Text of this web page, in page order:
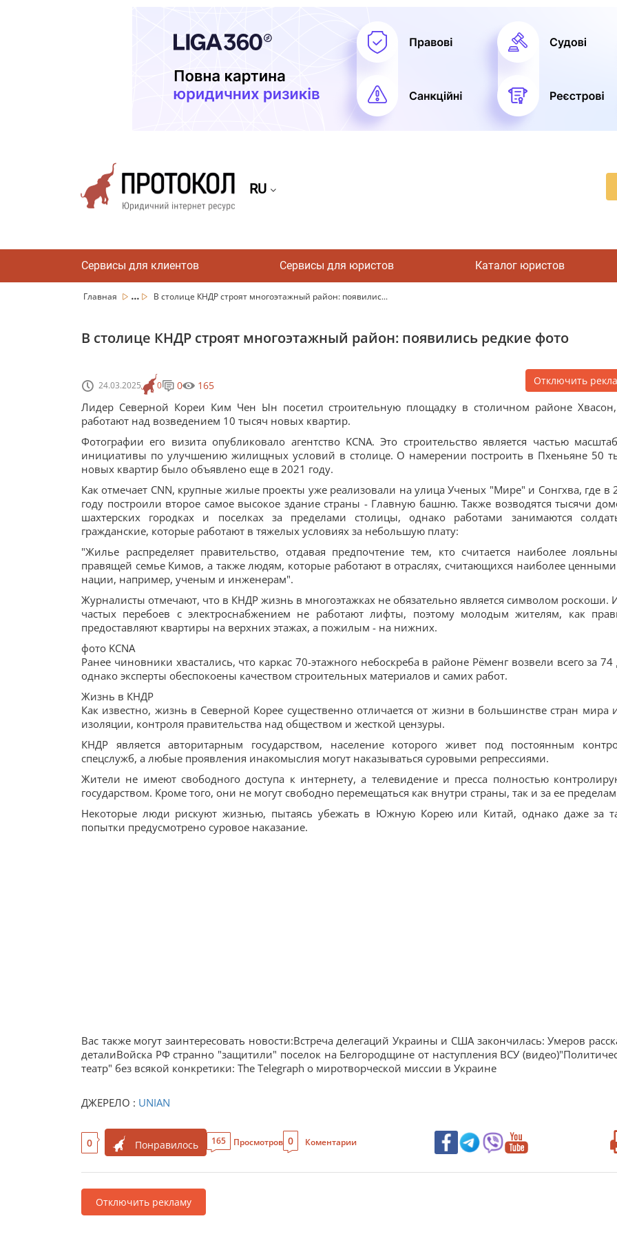
RU
Сервисы для клиентов Сервисы для юристов Каталог юристов
Главная ... В столице КНДР строят многоэтажный район: появилис...
В столице КНДР строят многоэтажный район: появились редкие фото
24.03.2025 0 0 165 Отключить
Лидер Северной Кореи Ким Чен Ын посетил строительную площадку в столичном районе
работают над возведением 10 тысяч новых квартир.
Фотографии его визита опубликовало агентство KCNA. Это строительство является частью
инициативы по улучшению жилищных условий в столице. О намерении построить в Пхеньяне 50
новых квартир было объявлено еще в 2021 году.
Как отмечает CNN, крупные жилые проекты уже реализовали на улица Ученых "Мире" и Сонгхва, где в
году построили второе самое высокое здание страны - Главную башню. Также возводятся тысячи
шахтерских городках и поселках за пределами столицы, однако работами занимаются
гражданские, которые работают в тяжелых условиях за небольшую плату:
"Жилье распределяет правительство, отдавая предпочтение тем, кто считается наиболее
правящей семье Кимов, а также людям, которые работают в отраслях, считающихся наиболее
нации, например, ученым и инженерам".
Журналисты отмечают, что в КНДР жизнь в многоэтажках не обязательно является символом роскоши.
частых перебоев с электроснабжением не работают лифты, поэтому молодым жителям, как
предоставляют квартиры на верхних этажах, а пожилым - на нижних.
фото KCNA
Ранее чиновники хвастались, что каркас 70-этажного небоскреба в районе Рёменг возвели всего за 74
однако эксперты обеспокоены качеством строительных материалов и самих работ.
Жизнь в КНДР
Как известно, жизнь в Северной Корее существенно отличается от жизни в большинстве стран мира
изоляции, контроля правительства над обществом и жесткой цензуры.
КНДР является авторитарным государством, население которого живет под постоянным
спецслужб, а любые проявления инакомыслия могут наказываться суровыми репрессиями.
Жители не имеют свободного доступа к интернету, а телевидение и пресса полностью
государством. Кроме того, они не могут свободно перемещаться как внутри страны, так и за ее
Некоторые люди рискуют жизнью, пытаясь убежать в Южную Корею или Китай, однако даже за
попытки предусмотрено суровое наказание.
Вас также могут заинтересовать новости:Встреча делегаций Украины и США закончилась: Умеров
деталиВойска РФ странно "защитили" поселок на Белгородщине от наступления ВСУ
театр" без всякой конкретики: The Telegraph о миротворческой миссии в Украине
ДЖЕРЕЛО : UNIAN
0 Понравилось 165 Просмотров 0 Коментарии
Отключить рекламу